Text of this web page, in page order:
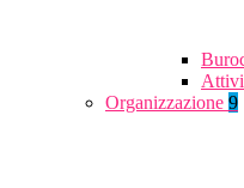
Organizzazione 9